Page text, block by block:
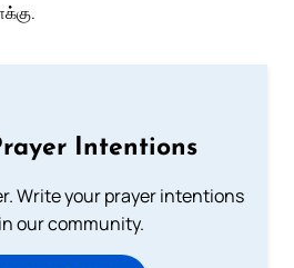
Intentions
Write your prayer intentions
our community.